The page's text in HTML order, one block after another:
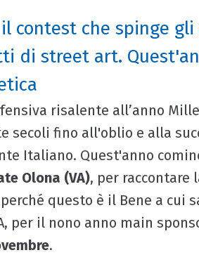
contest che spinge
di street art.
risalente all’anno
secoli fino all'oblio e alla
Italiano. Quest'anno
Olona (VA), per raccontare
questo è il Bene a cui
per il nono anno main
.